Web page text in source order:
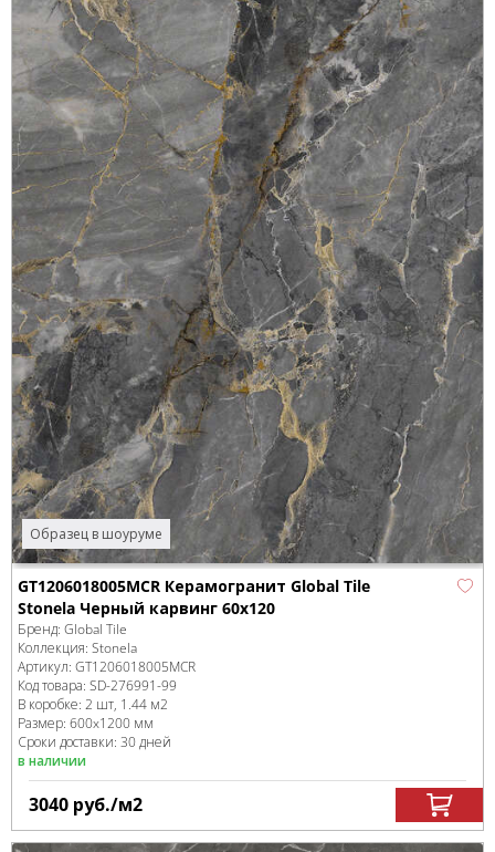
Образец в шоуруме
GT1206018005MCR Керамогранит Global Tile
Stonela Черный карвинг 60x120
Бренд: Global Tile
Коллекция: Stonela
Артикул: GT1206018005MCR
Код товара: SD-276991-99
В коробке: 2 шт, 1.44 м2
Размер: 600x1200 мм
Сроки доставки: 30 дней
в наличии
3040 руб./м2